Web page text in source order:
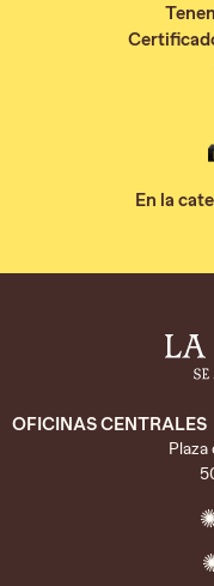
En la
OFICINAS CENTRALES
Plaza